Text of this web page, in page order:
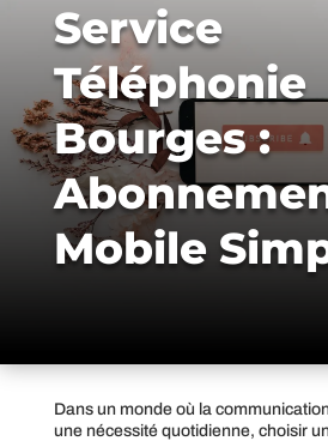
Service
Téléphonie
Bourges :
Mobile
Dans un monde où la
une nécessité quotidienne, choisir